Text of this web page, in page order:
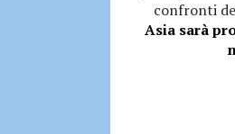
confronti
Asia sarà